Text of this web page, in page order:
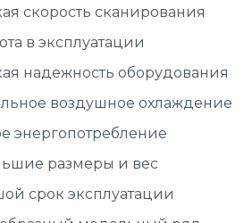
скорость сканирования
в эксплуатации
надежность оборудования
воздушное охлаждение
энергопотребление
размеры и вес
срок эксплуатации